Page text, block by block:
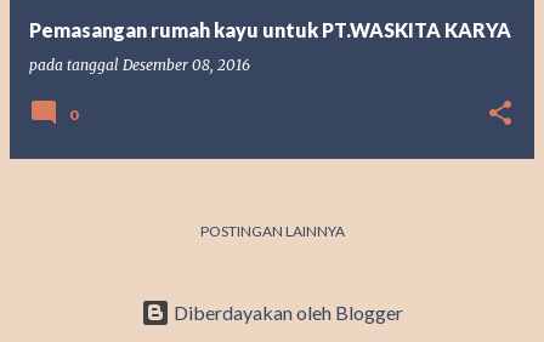
Pemasangan rumah kayu untuk PT.WASKITA KARYA
pada tanggal Desember 08, 2016
0
POSTINGAN LAINNYA
Diberdayakan oleh Blogger